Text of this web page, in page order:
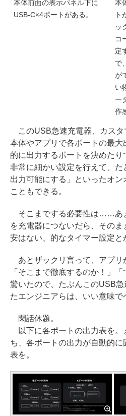
本体前面の表示パネル下に
USB-C×4ポートがある。
本
ト
ッ
コ
定
で
が
い
ー
作
このUSB急速充電器、カスタ
本体やアプリで各ポートの最
的に出力するポートを決めたり
非常に細かい設定を行えて、
出力可能にする」といったオ
こともできる。
そこまでする必要性は……あ
を充電器につないだら、その
安はない、的なタイマー設定と
あとザックリ言って、アプリ
「そこまで徹底するのか！」
驚いたので、たぶんこのUSB
たエンジニアらは、いい意味で
閑話休題。
以下に各ポートの出力表を。
ち、各ポートの出力が自動的
表を。